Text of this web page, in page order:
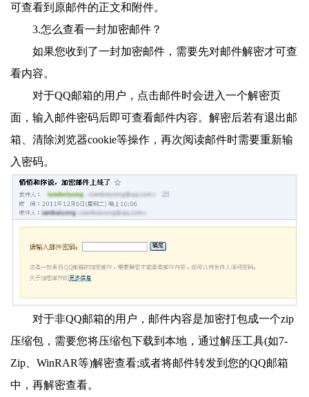
可查看到原邮件的正文和附件。
3.怎么查看一封加密邮件？
如果您收到了一封加密邮件，需要先对邮件解密才可查
看内容。
对于QQ邮箱的用户，点击邮件时会进入一个解密页
面，输入邮件密码后即可查看邮件内容。解密后若有退出邮
箱、清除浏览器cookie等操作，再次阅读邮件时需要重新输
入密码。
对于非QQ邮箱的用户，邮件内容是加密打包成一个zip
压缩包，需要您将压缩包下载到本地，通过解压工具(如7-
Zip、WinRAR等)解密查看;或者将邮件转发到您的QQ邮箱
中，再解密查看。